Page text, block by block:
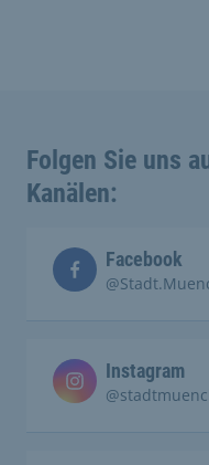
Folgen Sie uns
Kanälen:
Facebook
Instagram